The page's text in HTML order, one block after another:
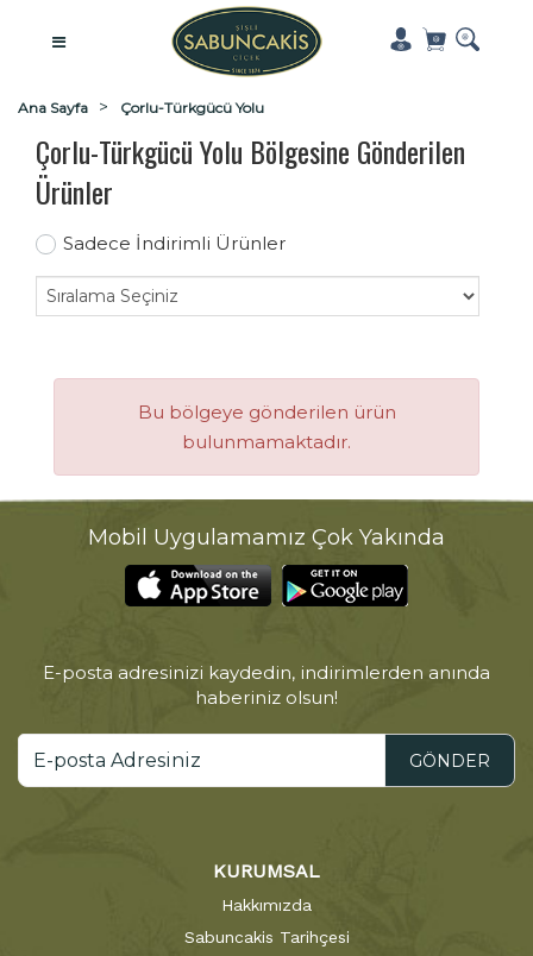
Ana Sayfa Çorlu-Türkgücü Yolu
Çorlu-Türkgücü Yolu Bölgesine Gönderilen
Ürünler
Sadece İndirimli Ürünler
Bu bölgeye gönderilen ürün
bulunmamaktadır.
Mobil Uygulamamız Çok Yakında
E-posta adresinizi kaydedin, indirimlerden anında
haberiniz olsun!
GÖNDER
KURUMSAL
Hakkımızda
Sabuncakis Tarihçesi